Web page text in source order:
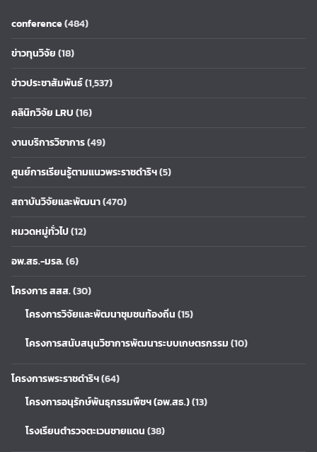
conference(484)
ข่าวทุนวิจัย(18)
ข่าวประชาสัมพันธ์(1,537)
คลินิกวิจัย LRU(16)
งานบริการวิชาการ(49)
ศูนย์การเรียนรู้ตามแนวพระราชดำริฯ(5)
สถาบันวิจัยและพัฒนา(470)
หมวดหมู่ทั่วไป(12)
อพ.สธ.-มรล.(6)
โครงการ สสส.(30)
โครงการวิจัยและพัฒนาชุมชนท้องถิ่น(15)
โครงการสนับสนุนวิชาการพัฒนาระบบเกษตรกรรม(10)
โครงการพระราชดำริฯ(64)
โครงการอนุรักษ์พันธุกรรมพืชฯ (อพ.สธ.)(13)
โรงเรียนตำรวจตะเวนชายแดน(38)